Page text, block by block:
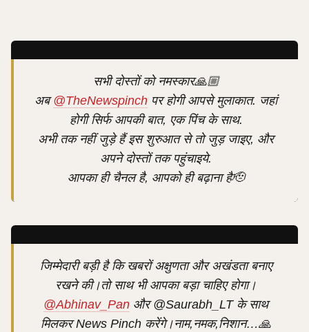
16, 2025
सभी दोस्तों को नमस्कार🙏🏼
अब@TheNewspinch पर होगी आपसे मुलाकात. जहां
होगी सिर्फ आपकी बात, एक पिंच के साथ.
अभी तक नहीं जुड़े हैं इस शुरुआत से तो जुड़ जाइए, और
अपने दोस्तों तक पहुंचाइये.
आपका ही चैनल है, आपको ही बढ़ाना है🫡
— Saurabh Tripathi (@Saurabh_Pinch)
August 17, 2025
जिम्मेदारी बड़ी है कि खबरों अक्षुणता और अखंडता बनाए
रखने की।तो साथ भी आपका बड़ा चाहिए होगा।
@Abhinav_Pan और @Saurabh_LT के साथ
मिलकर News Pinch करेंगे।नाम,नमक,निशान…🙏